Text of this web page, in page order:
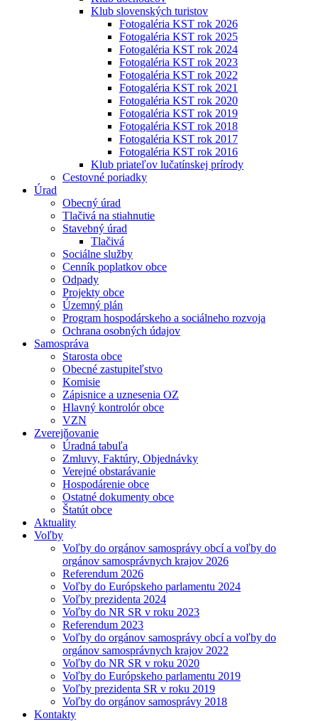
Klub slovenských turistov
Fotogaléria KST rok 2026
Fotogaléria KST rok 2025
Fotogaléria KST rok 2024
Fotogaléria KST rok 2023
Fotogaléria KST rok 2022
Fotogaléria KST rok 2021
Fotogaléria KST rok 2020
Fotogaléria KST rok 2019
Fotogaléria KST rok 2018
Fotogaléria KST rok 2017
Fotogaléria KST rok 2016
Klub priateľov lučatínskej prírody
Cestovné poriadky
Úrad
Obecný úrad
Tlačivá na stiahnutie
Stavebný úrad
Tlačivá
Sociálne služby
Cenník poplatkov obce
Odpady
Projekty obce
Územný plán
Program hospodárskeho a sociálneho rozvoja
Ochrana osobných údajov
Samospráva
Starosta obce
Obecné zastupiteľstvo
Komisie
Zápisnice a uznesenia OZ
Hlavný kontrolór obce
VZN
Zverejňovanie
Úradná tabuľa
Zmluvy, Faktúry, Objednávky
Verejné obstarávanie
Hospodárenie obce
Ostatné dokumenty obce
Štatút obce
Aktuality
Voľby
Voľby do orgánov samosprávy obcí a voľby do
orgánov samosprávnych krajov 2026
Referendum 2026
Voľby do Európskeho parlamentu 2024
Voľby prezidenta 2024
Voľby do NR SR v roku 2023
Referendum 2023
Voľby do orgánov samosprávy obcí a voľby do
orgánov samosprávnych krajov 2022
Voľby do NR SR v roku 2020
Voľby do Európskeho parlamentu 2019
Voľby prezidenta SR v roku 2019
Voľby do orgánov samosprávy 2018
Kontakty